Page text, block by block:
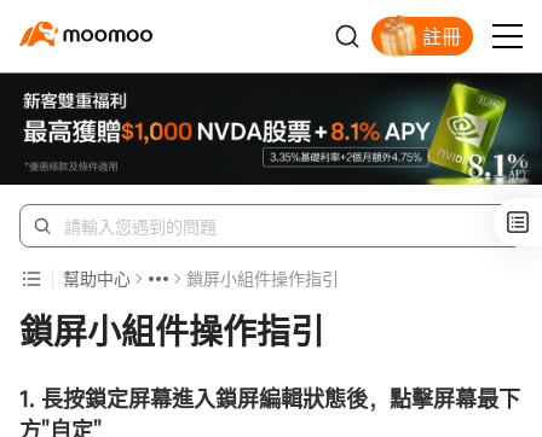
註冊
幫助中心 鎖屏小組件操作指引
鎖屏小組件操作指引
1. 長按鎖定屏幕進入鎖屏編輯狀態後，點擊屏幕最下
方"自定"